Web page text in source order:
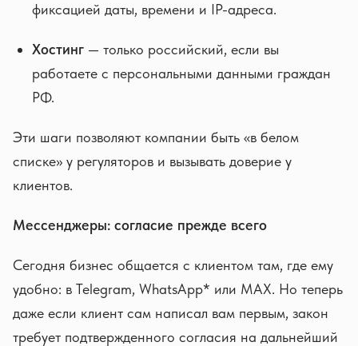
фиксацией даты, времени и IP-адреса.
Хостинг — только российский, если вы
работаете с персональными данными граждан
РФ.
Эти шаги позволяют компании быть «в белом
списке» у регуляторов и вызывать доверие у
клиентов.
Мессенджеры: согласие прежде всего
Сегодня бизнес общается с клиентом там, где ему
удобно: в Telegram, WhatsApp* или MAX. Но теперь
даже если клиент сам написал вам первым, закон
требует подтвержденного согласия на дальнейший